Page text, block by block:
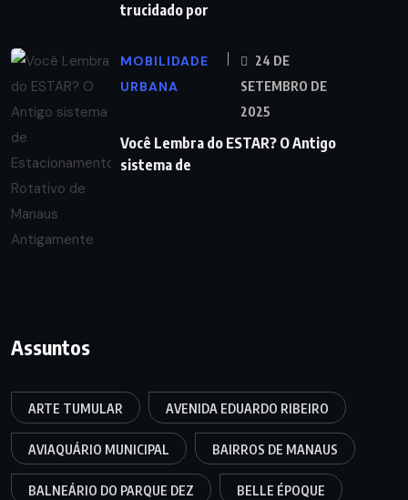
trucidado por
MOBILIDADE
URBANA
24 DE
SETEMBRO DE
2025
Você Lembra do ESTAR? O Antigo
sistema de
Assuntos
ARTE TUMULAR AVENIDA EDUARDO RIBEIRO
AVIAQUÁRIO MUNICIPAL BAIRROS DE MANAUS
BALNEÁRIO DO PARQUE DEZ BELLE ÉPOQUE